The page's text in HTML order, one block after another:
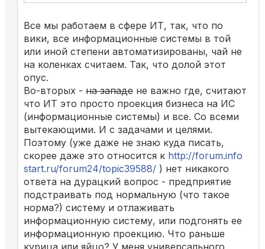
Все мы работаем в сфере ИТ, так, что по
вики, все информационные системы в той
или иной степени автоматизированы, чай не
на коленках считаем. Так, что долой этот
опус.
Во-вторых - на западе не важно где, считают
что ИТ это просто проекция бизнеса на ИС
(информационные системы) и все. Со всеми
вытекающими. И с задачами и целями.
Поэтому (уже даже не знаю куда писать,
скорее даже это относится к http://forum.info
start.ru/forum24/topic39588/ ) нет никакого
ответа на дурацкий вопрос - предприятие
подстраивать под нормальную (что такое
норма?) систему и отлаживать
информационную систему, или подгонять ее
информационную проекцию. Что раньше